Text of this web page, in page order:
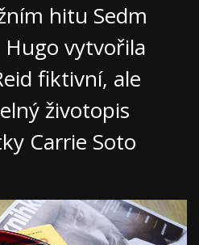
hitu Sedm
Hugo vytvořila
fiktivní, ale
životopis
Carrie Soto